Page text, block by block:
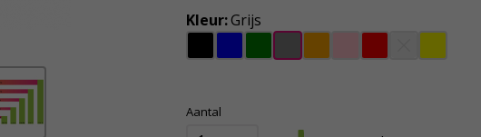
Kleur:Grijs
Aantal